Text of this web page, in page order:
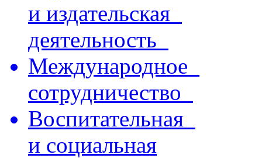
и издательская
деятельность
Международное
сотрудничество
Воспитательная
и социальная